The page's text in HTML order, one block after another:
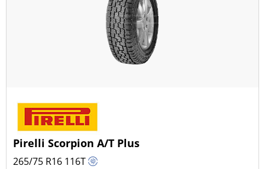
Pirelli Scorpion A/T Plus
265/75 R16 116T